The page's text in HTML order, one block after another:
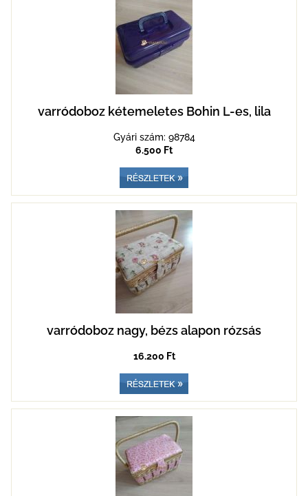
varródoboz kétemeletes Bohin L-es, lila
Gyári szám: 98784
6.500 Ft
varródoboz nagy, bézs alapon rózsás
16.200 Ft